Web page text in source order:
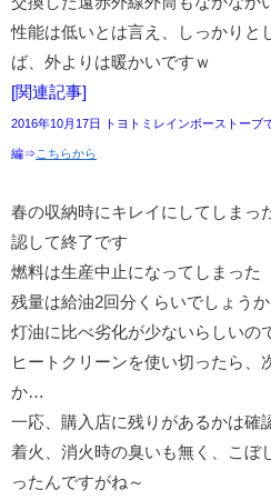
性能は低いとは言え、しっかりと
ば、外よりは暖かいですｗ
[関連記事]
2016年10月17日 トヨトミレインボーストーブ
編⇒ こちらから
春の収納時にキレイにしてしまっ
認して終了です
燃料は生産中止になってしまった
残量は給油2回分くらいでしょうか
灯油に比べ劣化が少ないらしいの
ヒートクリーンを使い切ったら、
か…
一応、購入店に残りがあるかは確
着火、消火時の臭いも無く、こぼ
ったんですがね～